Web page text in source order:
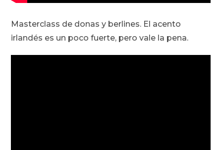
Masterclass de donas y berlines. El acento
irlandés es un poco fuerte, pero vale la pena.